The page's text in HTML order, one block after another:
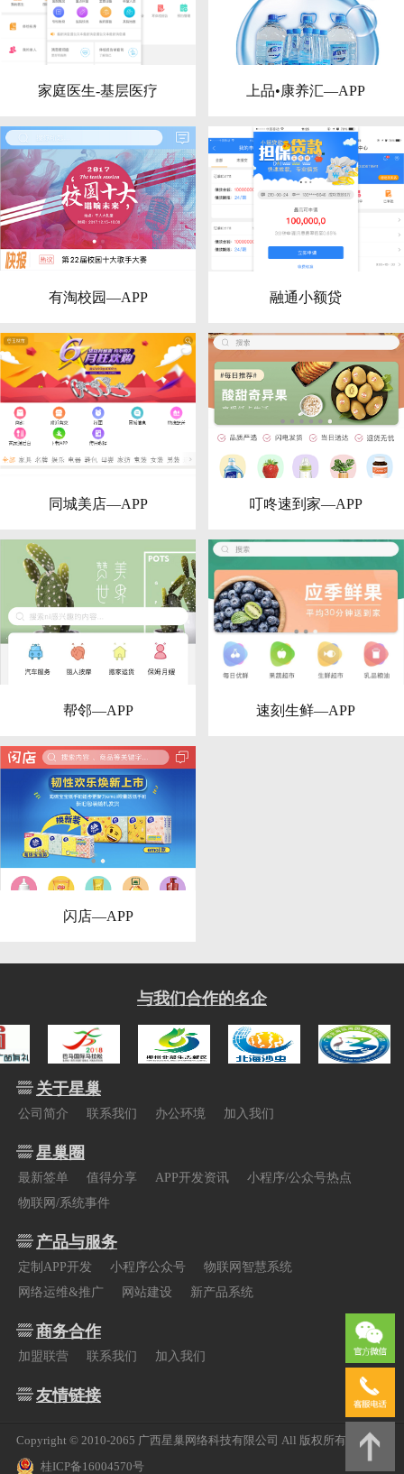
家庭医生-基层医疗 上品•康养汇—APP
有淘校园—APP 融通小额贷
同城美店—APP 叮咚速到家—APP
帮邻—APP 速刻生鲜—APP
闪店—APP
与我们合作的名企
关于星巢
公司简介 联系我们 办公环境 加入我们
星巢圈
最新签单 值得分享 APP开发资讯
小程序/公众号热点
物联网/系统事件
产品与服务
定制APP开发 小程序公众号
物联网智慧系统
网络运维&推广
网站建设 新产品系统
商务合作
加盟联营 联系我们 加入我们
友情链接
Copyright © 2010-2065 广西星巢网络科技有限公司 All 版权所有
桂ICP备16004570号